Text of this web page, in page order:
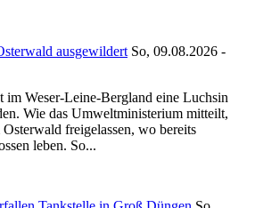
ausgewildert So, 09.08.2026 -
im Weser-Leine-Bergland eine Luchsin
Wie das Umweltministerium mitteilt,
freigelassen, wo bereits
leben. So...